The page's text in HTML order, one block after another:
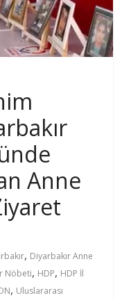
Anne
, Diyarbakır Anne
Nöbeti, HDP, HDP İl
, Uluslararası